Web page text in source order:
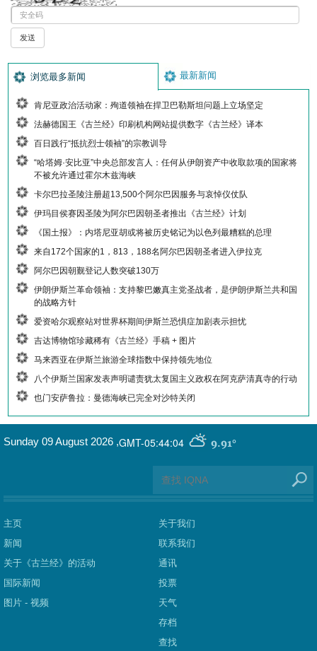
浏览最多新闻 最新新闻
肯尼亚政治活动家：殉道领袖在捍卫巴勒斯坦问题上立场坚定
法赫德国王《古兰经》印刷机构网站提供数字《古兰经》译本
百日践行“抵抗烈士领袖”的宗教训导
“哈塔姆·安比亚”中央总部发言人：任何从伊朗资产中收取款项的国家将
不被允许通过霍尔木兹海峡
卡尔巴拉圣陵注册超13,500个阿尔巴因服务与哀悼仪仗队
伊玛目侯赛因圣陵为阿尔巴因朝圣者推出《古兰经》计划
《国土报》：内塔尼亚胡或将被历史铭记为以色列最糟糕的总理
来自172个国家的1，813，188名阿尔巴因朝圣者进入伊拉克
阿尔巴因朝觐登记人数突破130万
伊朗伊斯兰革命领袖：支持黎巴嫩真主党圣战者，是伊朗伊斯兰共和国
的战略方针
爱资哈尔观察站对世界杯期间伊斯兰恐惧症加剧表示担忧
吉达博物馆珍藏稀有《古兰经》手稿 + 图片
马来西亚在伊斯兰旅游全球指数中保持领先地位
八个伊斯兰国家发表声明谴责犹太复国主义政权在阿克萨清真寺的行动
也门安萨鲁拉：曼德海峡已完全对沙特关闭
GMT-05:44:04 9.91°
Sunday 09 August 2026 ,
主页
新闻
关于《古兰经》的活动
国际新闻
图片 - 视频
关于我们
联系我们
通讯
投票
天气
存档
查找